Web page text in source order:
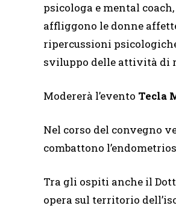
psicologa e mental coach,
affliggono le donne
ripercussioni
sviluppo delle attività di
Modererà l’evento Tecla
Nel corso del convegno
combattono
Tra gli ospiti anche il
opera sul territorio